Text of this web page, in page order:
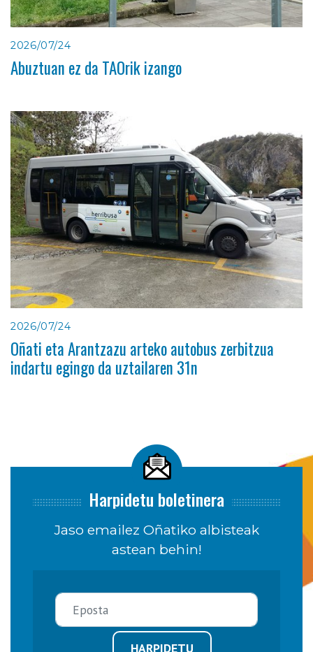
2026/07/24
Abuztuan ez da TAOrik izango
2026/07/24
Oñati eta Arantzazu arteko autobus zerbitzua
indartu egingo da uztailaren 31n
Harpidetu boletinera
Jaso emailez Oñatiko albisteak
astean behin!
HARPIDETU